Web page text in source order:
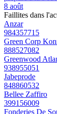
8 août
Faillites dans
Anzar
984357715
Green Corp
888527082
Greenwood
938955051
Jabeprode
848860532
Bellee Zaffiro
399156009
Fonderies De